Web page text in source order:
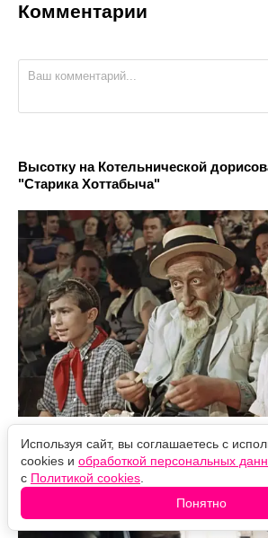
Комментарии
Высотку на Котельнической
"Старика Хоттабыча"
В каком городе снимали "Решалу"
сериале – настоящее)
Используя сайт, вы соглашаетесь с
cookies и обработкой персональных
с Политикой cookies
Понятно